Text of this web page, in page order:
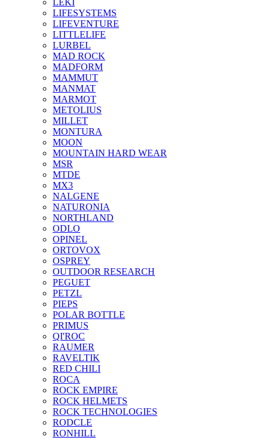
LEKI
LIFESYSTEMS
LIFEVENTURE
LITTLELIFE
LURBEL
MAD ROCK
MADFORM
MAMMUT
MANMAT
MARMOT
METOLIUS
MILLET
MONTURA
MOON
MOUNTAIN HARD WEAR
MSR
MTDE
MX3
NALGENE
NATURONIA
NORTHLAND
ODLO
OPINEL
ORTOVOX
OSPREY
OUTDOOR RESEARCH
PEGUET
PETZL
PIEPS
POLAR BOTTLE
PRIMUS
QI'ROC
RAUMER
RAVELTIK
RED CHILI
ROCA
ROCK EMPIRE
ROCK HELMETS
ROCK TECHNOLOGIES
RODCLE
RONHILL